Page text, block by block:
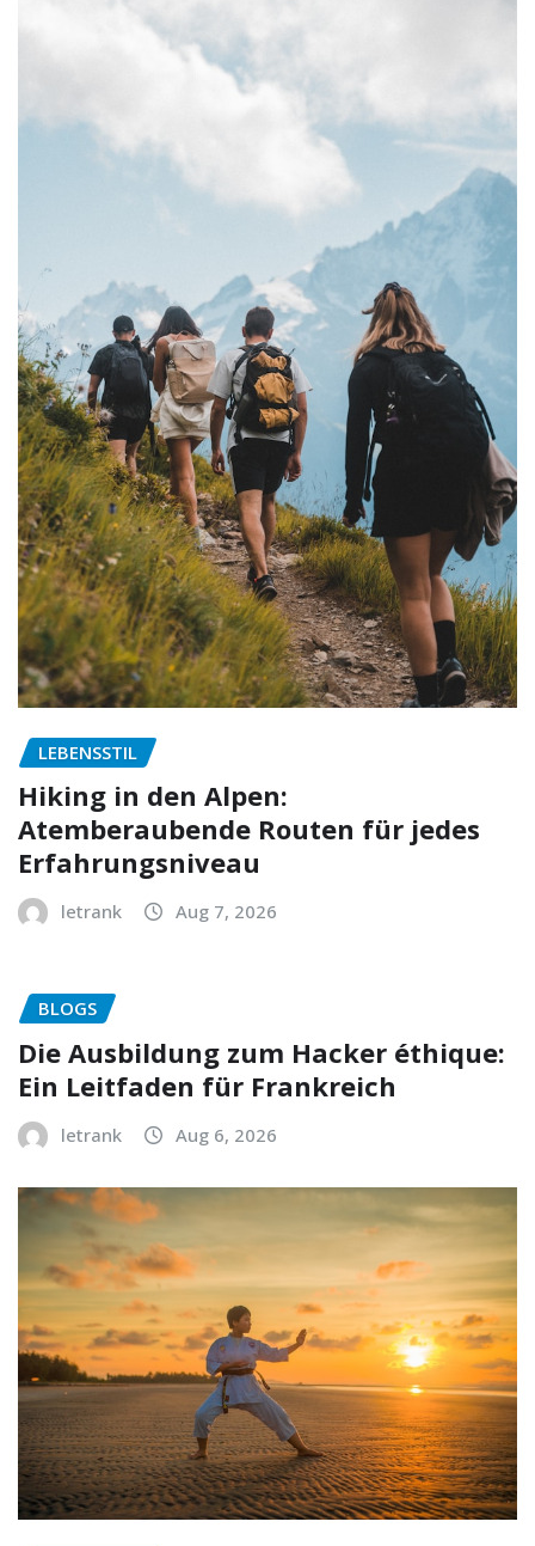
LEBENSSTIL
Hiking in den Alpen:
Atemberaubende Routen für jedes
Erfahrungsniveau
letrank Aug 7, 2026
BLOGS
Die Ausbildung zum Hacker éthique:
Ein Leitfaden für Frankreich
letrank Aug 6, 2026